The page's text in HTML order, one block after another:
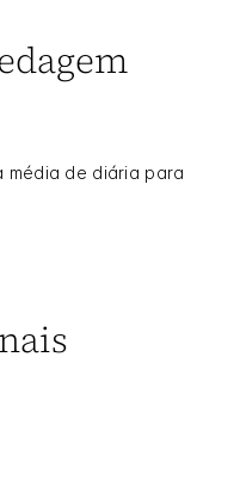
média de diária para